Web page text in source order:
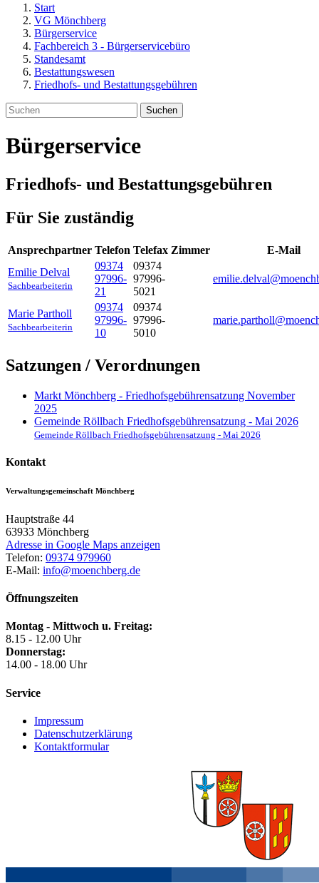
Start
VG Mönchberg
Bürgerservice
Fachbereich 3 - Bürgerservicebüro
Standesamt
Bestattungswesen
Friedhofs- und Bestattungsgebühren
Suchen
Bürgerservice
Friedhofs- und Bestattungsgebühren
Für Sie zuständig
Ansprechpartner Telefon Telefax Zimmer
E-Mail
Emilie Delval
Sachbearbeiterin
09374
97996-
21
09374
97996-
5021
Marie Partholl
Sachbearbeiterin
09374
97996-
10
09374
97996-
5010
Satzungen / Verordnungen
Markt Mönchberg - Friedhofsgebührensatzung November
2025
Gemeinde Röllbach Friedhofsgebührensatzung - Mai 2026
Gemeinde Röllbach Friedhofsgebührensatzung - Mai 2026
Kontakt
Verwaltungsgemeinschaft Mönchberg
Hauptstraße 44
63933 Mönchberg
Adresse in Google Maps anzeigen
Telefon: 09374 979960
E-Mail: info@moenchberg.de
Öffnungszeiten
Montag - Mittwoch u. Freitag:
8.15 - 12.00 Uhr
Donnerstag:
14.00 - 18.00 Uhr
Service
Impressum
Datenschutzerklärung
Kontaktformular